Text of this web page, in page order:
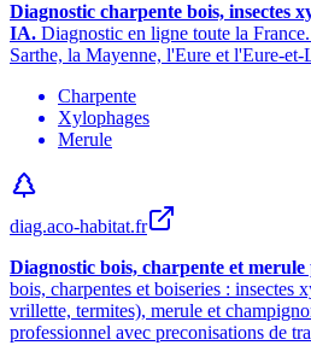
Diagnostic charpente bois, insectes
IA. Diagnostic en ligne toute la
Sarthe, la Mayenne, l'Eure et l'Eure-et-
Charpente
Xylophages
Merule
diag.aco-habitat.fr
Diagnostic bois, charpente et
bois, charpentes et boiseries : insectes
vrillette, termites), merule et
professionnel avec preconisations de